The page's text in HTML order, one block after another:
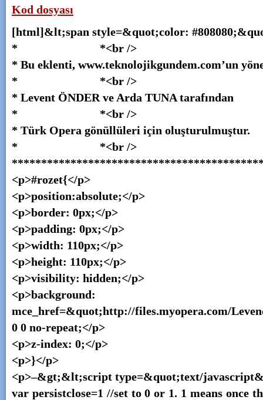
Kod dosyası
[html]&lt;span style=&quot;color:
* *<br />
* Bu eklenti, www.teknolojikgundem.com’un
* *<br />
* Levent ÖNDER ve Arda TUNA
* *<br />
* Türk Opera gönüllüleri için
* *<br />
<p>#rozet{</p>
<p>position:absolute;</p>
<p>border: 0px;</p>
<p>padding: 0px;</p>
<p>width: 110px;</p>
<p>height: 110px;</p>
<p>visibility: hidden;</p>
<p>background: url(‘&lt;/
mce_href=&quot;http://files.myopera.com/
0 0 no-repeat;</p>
<p>z-index: 0;</p>
<p>}</p>
<p>–&gt;&lt;script type=&quot;text/
var persistclose=1 //set to 0 or 1. 1 means